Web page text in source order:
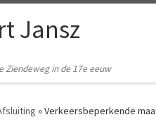
Jansz
Ziendeweg in de 17e eeuw
»Verkeersbeperkende